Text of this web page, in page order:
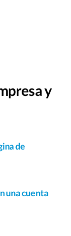
y
de
una cuenta